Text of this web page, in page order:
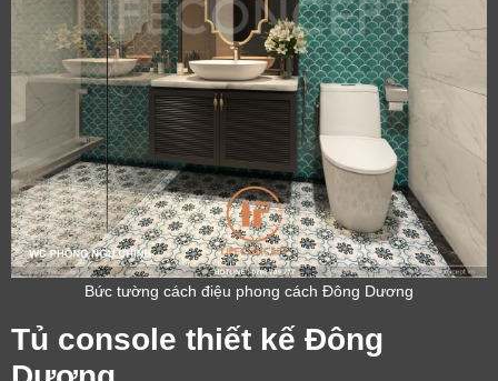
Bức tường cách điệu phong cách Đông Dương
Tủ console thiết kế Đông